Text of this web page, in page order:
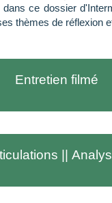
ce dossier
thèmes de réflexion
Entretien filmé
||